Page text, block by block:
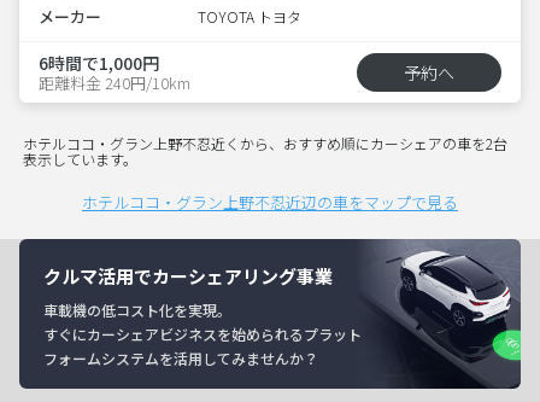
メーカー TOYOTA トヨタ
6時間で1,000円
距離料金 240円/10km 予約へ
ホテルココ・グラン上野不忍近くから、おすすめ順にカーシェアの車を2台
表示しています。
ホテルココ・グラン上野不忍近辺の車をマップで見る
クルマ活用でカーシェアリング事業
車載機の低コスト化を実現。
すぐにカーシェアビジネスを始められるプラット
フォームシステムを活用してみませんか？